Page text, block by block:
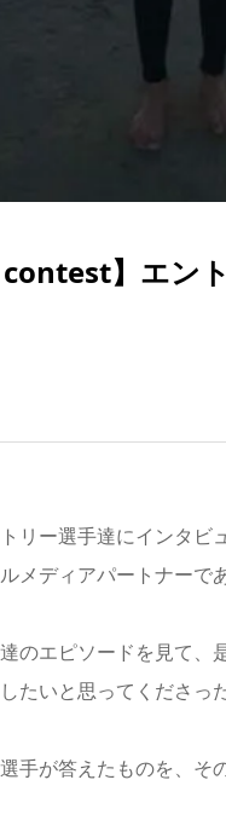
contest】エン
リー選手達にインタビ
メディアパートナーで
のエピソードを見て、
たいと思ってくださっ
手が答えたものを、そ